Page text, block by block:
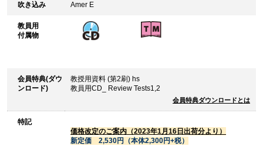
吹き込み Amer E
教員用
付属物
会員特典(ダウ
ンロード)
教授用資料 (第2刷) hs
教員用CD_ Review Tests1,2
会員特典ダウンロードとは
特記
価格改定のご案内（2023年1月16日出荷分より）
新定価 2,530円（本体2,300円+税）